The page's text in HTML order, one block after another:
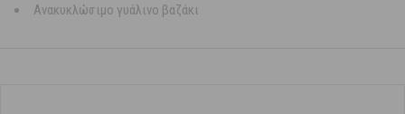
Ανακυκλώσιμο γυάλινο βαζάκι